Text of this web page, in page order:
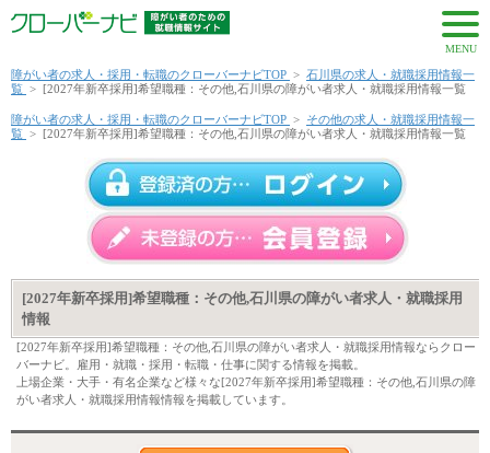
MENU
障がい者の求人・採用・転職のクローバーナビTOP > 石川県の求人・就職採用情報一
覧 > [2027年新卒採用]希望職種：その他,石川県の障がい者求人・就職採用情報一覧
障がい者の求人・採用・転職のクローバーナビTOP > その他の求人・就職採用情報一
覧 > [2027年新卒採用]希望職種：その他,石川県の障がい者求人・就職採用情報一覧
[2027年新卒採用]希望職種：その他,石川県の障がい者求人・就職採用
情報
[2027年新卒採用]希望職種：その他,石川県の障がい者求人・就職採用情報ならクロー
バーナビ。雇用・就職・採用・転職・仕事に関する情報を掲載。
上場企業・大手・有名企業など様々な[2027年新卒採用]希望職種：その他,石川県の障
がい者求人・就職採用情報情報を掲載しています。